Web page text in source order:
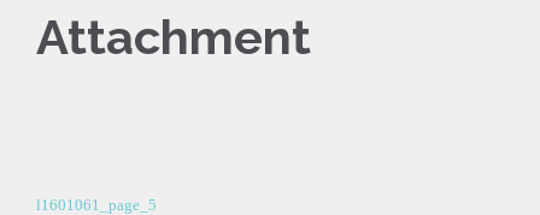
Attachment
l1601061_page_5